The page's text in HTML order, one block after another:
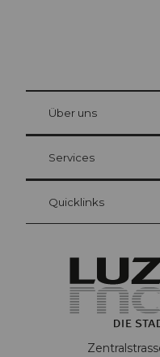
Gästekarte Luzern
Ihre Vorteile als
at Bre
Über uns
Services
Quicklinks